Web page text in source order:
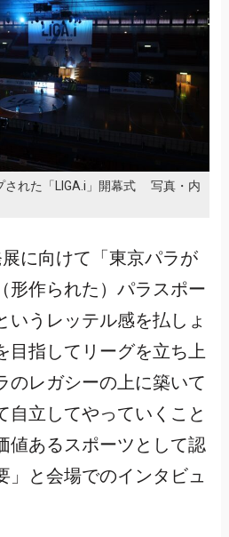
された「LIGA.i」開幕式 写真・内
に向けて「東京パラが
形作られた）パラスポー
いうレッテル感を払しょ
目指してリーグを立ち上
のレガシーの上に築いて
自立してやっていくこと
値あるスポーツとして認
」と会場でのインタビュ